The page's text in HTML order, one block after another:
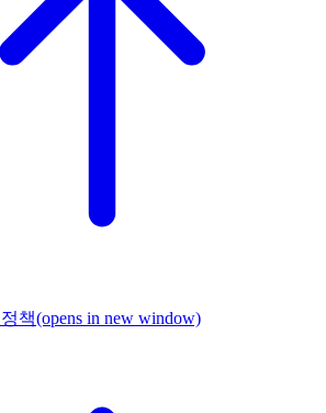
책(opens in new window)